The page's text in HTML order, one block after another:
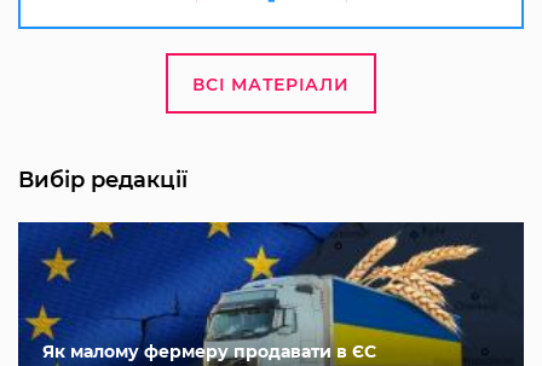
ВСІ МАТЕРІАЛИ
Вибір редакції
Як малому фермеру продавати в ЄС